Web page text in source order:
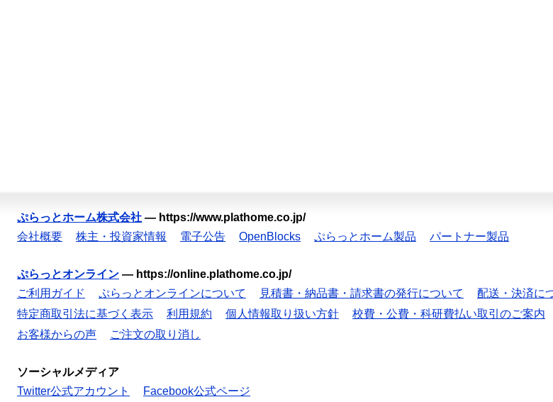
ぷらっとホーム株式会社 — https://www.plathome.co.jp/
会社概要
株主・投資家情報 電子公告 OpenBlocks ぷらっとホーム製品 パートナー製品
ぷらっとオンライン — https://online.plathome.co.jp/
ご利用ガイド
ぷらっとオンラインについて 見積書・納品書・請求書の発行について 配送・決済に
特定商取引法に基づく表示
利用規約 個人情報取り扱い方針 校費・公費・科研費払い取引のご案内
お客様からの声
ご注文の取り消し
ソーシャルメディア
Twitter公式アカウント
Facebook公式ページ